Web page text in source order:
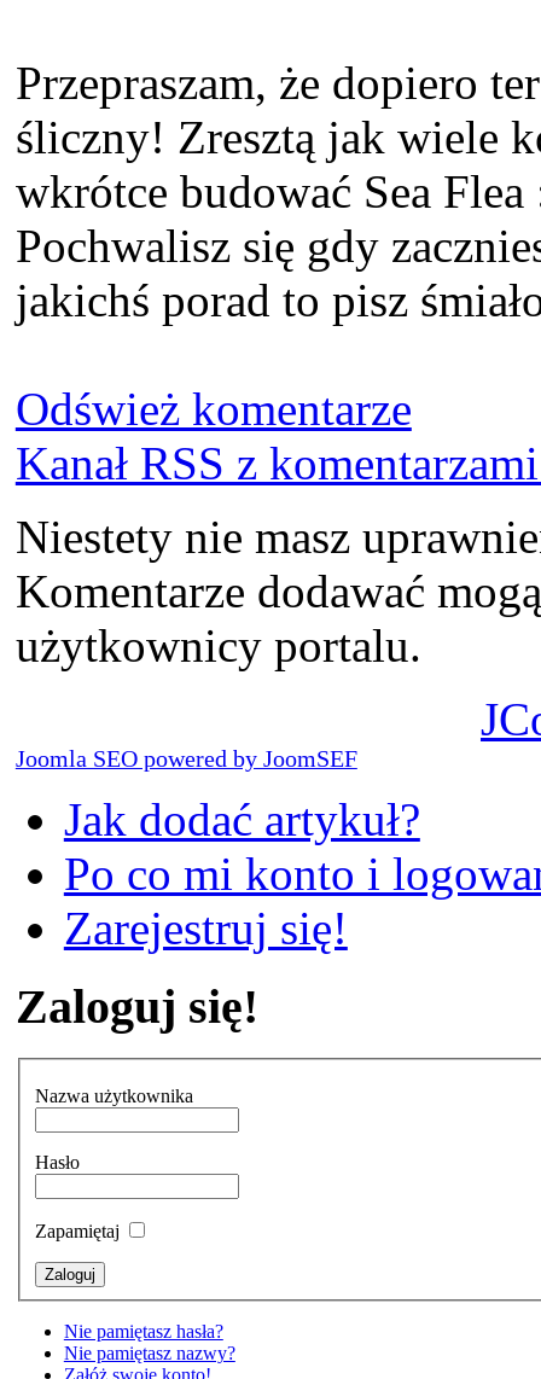
Przepraszam, że dopiero
śliczny! Zresztą jak wiele
wkrótce budować Sea Flea
Pochwalisz się gdy
jakichś porad to pisz
Odśwież komentarze
Kanał RSS z
Niestety nie masz
Komentarze dodawać
użytkownicy portalu.
Joomla SEO powered by JoomSEF
Jak dodać artykuł?
Po co mi konto i
Zarejestruj się!
Zaloguj się!
Nazwa użytkownika
Hasło
Zapamiętaj
Nie pamiętasz hasła?
Nie pamiętasz nazwy?